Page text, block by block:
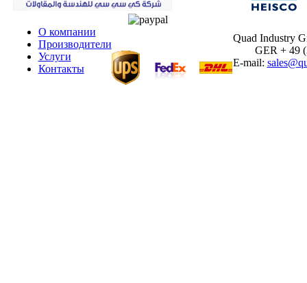
О компании
Производители
Услуги
Контакты
Quad Industry
GER + 49
E-mail: